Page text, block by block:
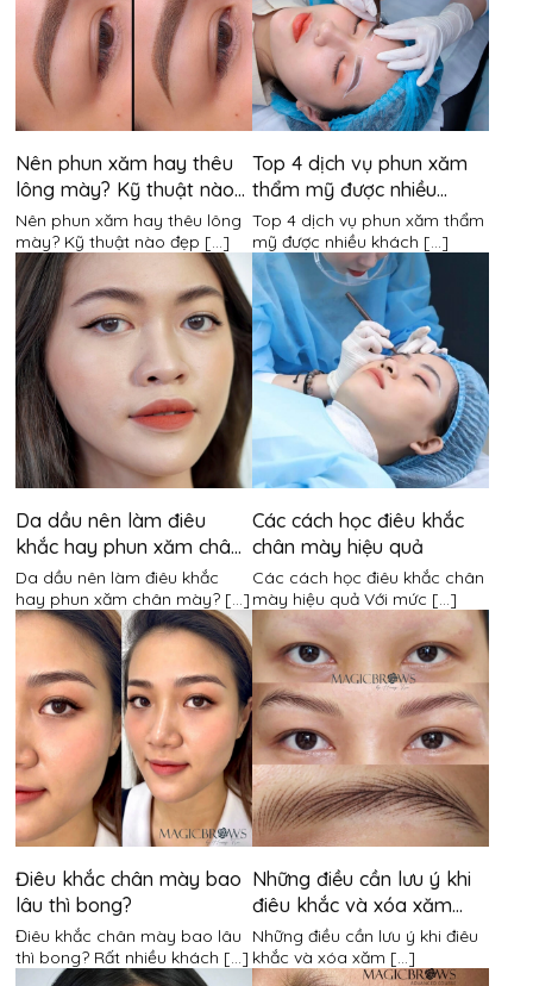
Nên phun xăm hay thêu
lông mày? Kỹ thuật nào
đẹp hơn?
Nên phun xăm hay thêu lông
mày? Kỹ thuật nào đẹp [...]
Top 4 dịch vụ phun xăm
thẩm mỹ được nhiều
khách hàng lựa chọn nhất
tại Hương Trà
Top 4 dịch vụ phun xăm thẩm
mỹ được nhiều khách [...]
Da dầu nên làm điêu
khắc hay phun xăm chân
mày?
Da dầu nên làm điêu khắc
hay phun xăm chân mày? [...]
Các cách học điêu khắc
chân mày hiệu quả
Các cách học điêu khắc chân
mày hiệu quả Với mức [...]
Điêu khắc chân mày bao
lâu thì bong?
Điêu khắc chân mày bao lâu
thì bong? Rất nhiều khách [...]
Những điều cần lưu ý khi
điêu khắc và xóa xăm
chân mày
Những điều cần lưu ý khi điêu
khắc và xóa xăm [...]